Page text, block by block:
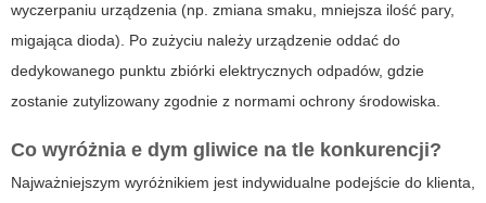
wyczerpaniu urządzenia (np. zmiana smaku, mniejsza ilość pary,
migająca dioda). Po zużyciu należy urządzenie oddać do
dedykowanego punktu zbiórki elektrycznych odpadów, gdzie
zostanie zutylizowany zgodnie z normami ochrony środowiska.
Co wyróżnia e dym gliwice na tle konkurencji?
Najważniejszym wyróżnikiem jest indywidualne podejście do klienta,